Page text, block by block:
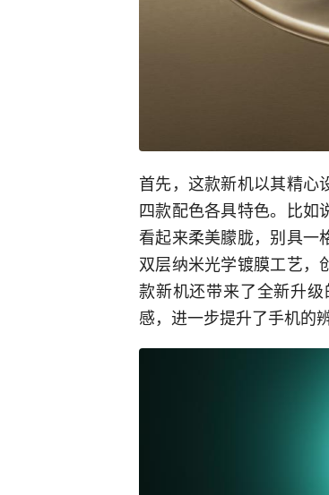
首先，这款新机以其精心
四款配色各具特色。比如
看起来柔美朦胧，别具一
双层纳米光学镀膜工艺，
款新机还带来了全新升
感，进一步提升了手机的